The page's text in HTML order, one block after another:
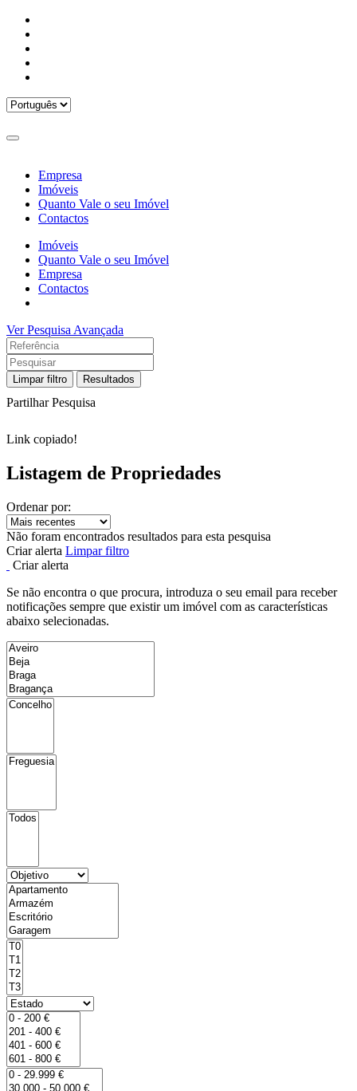
Empresa
Imóveis
Quanto Vale o seu Imóvel
Contactos
Imóveis
Quanto Vale o seu Imóvel
Empresa
Contactos
Ver Pesquisa Avançada
Limpar filtro Resultados
Partilhar Pesquisa
Link copiado!
Listagem de Propriedades
Ordenar por:
Não foram encontrados resultados para esta pesquisa
Criar alerta Limpar filtro
Criar alerta
Se não encontra o que procura, introduza o seu email para receber
notificações sempre que existir um imóvel com as características
abaixo selecionadas.